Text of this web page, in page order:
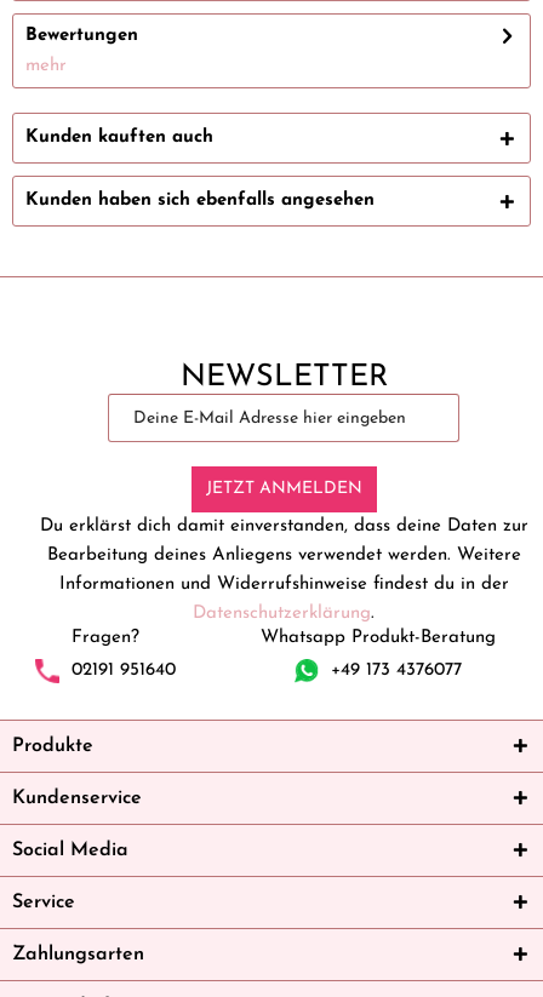
Bewertungen
mehr
Kunden kauften auch
Kunden haben sich ebenfalls angesehen
NEWSLETTER
JETZT ANMELDEN
Du erklärst dich damit einverstanden, dass deine Daten zur
Bearbeitung deines Anliegens verwendet werden. Weitere
Informationen und Widerrufshinweise findest du in der
Datenschutzerklärung.
Fragen?
02191 951640
Whatsapp Produkt-Beratung
+49 173 4376077
Produkte
Kundenservice
Social Media
Service
Zahlungsarten